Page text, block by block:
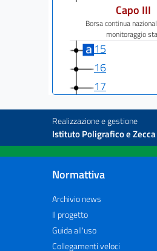
Capo III
Borsa continua
monitoraggio
15
16
17
Regime
18
Realizzazione e gestione
Istituto Poligrafico e
Normattiva
Archivio news
Il progetto
Guida all'uso
Collegamenti veloci